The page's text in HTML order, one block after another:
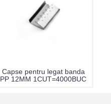
Capse pentru legat banda
PP 12MM 1CUT=4000BUC